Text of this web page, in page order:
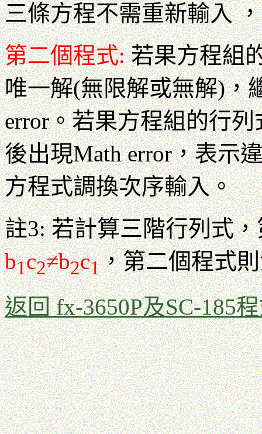
三條方程不需重新輸入
第二個程式:若果方程組
唯一解(無限解或無解)，
error。若果方程組的行
後出現Math error，表示
方程式調換次序輸入。
註3: 若計算三階行列式
b1c2≠b2c1，第二個程式
返回 fx-3650P及SC-185